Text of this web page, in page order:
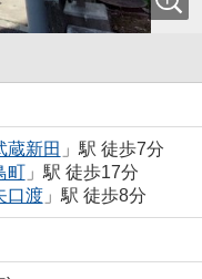
蔵新田 」駅 徒歩7分
町」駅 徒歩17分
口渡」駅 徒歩8分